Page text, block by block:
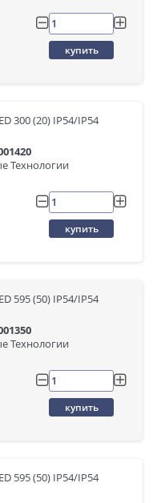
купить
300 (20) IP54/IP54
Технологии
купить
595 (50) IP54/IP54
Технологии
купить
595 (50) IP54/IP54